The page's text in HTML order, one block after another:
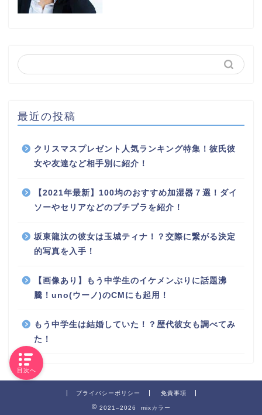
最近の投稿
クリスマスプレゼント人気ランキング特集！彼氏彼
女や友達など相手別に紹介！
【2021年最新】100均のおすすめ加湿器７選！ダイ
ソーやセリアなどのプチプラを紹介！
坂東龍汰の彼女は玉城ティナ！？交際に繋がる決定
的写真を入手！
【画像あり】もう中学生のイケメンぶりに話題沸
騰！uno(ウーノ)のCMにも起用！
もう中学生は結婚していた！？歴代彼女も調べてみ
た！
プライバシーポリシー 免責事項
2021–2026 mixカラー
目次へ